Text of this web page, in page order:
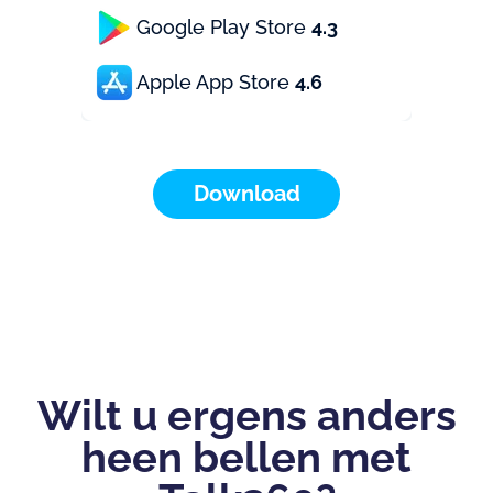
Google Play Store 4.3
Apple App Store 4.6
Download
Wilt u ergens anders
heen bellen met